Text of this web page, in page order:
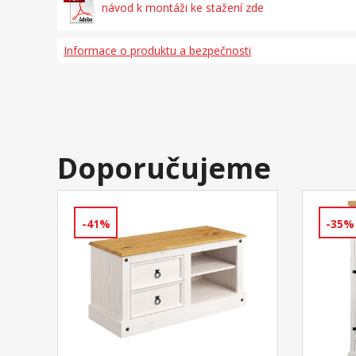
návod k montáži ke stažení zde
Informace o produktu a bezpečnosti
Doporučujeme
-41% -35%